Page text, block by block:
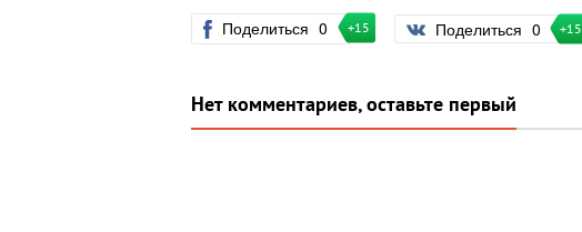
Поделиться 0 +15 Поделиться 0 +15
Нет комментариев, оставьте первый